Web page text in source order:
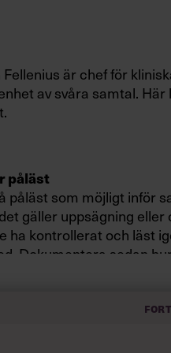
Fellenius är chef för
av svåra samtal.
påläst
påläst som möjligt inför
gäller uppsägning
ha kontrollerat och läst
Dokumentera sedan
kritik är lättast att